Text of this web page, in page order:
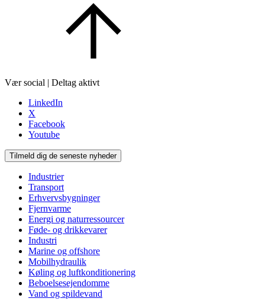
Vær social | Deltag aktivt
LinkedIn
X
Facebook
Youtube
Tilmeld dig de seneste nyheder
Industrier
Transport
Erhvervsbygninger
Fjernvarme
Energi og naturressourcer
Føde- og drikkevarer
Industri
Marine og offshore
Mobilhydraulik
Køling og luftkonditionering
Beboelsesejendomme
Vand og spildevand